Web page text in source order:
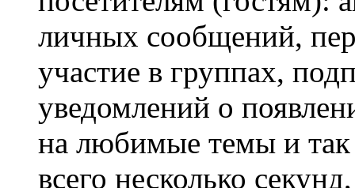
личных сообщений,
участие в группах,
уведомлений о
на любимые темы и так
всего несколько